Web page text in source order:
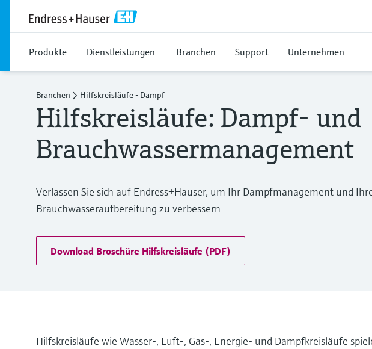
Produkte Dienstleistungen Branchen Support Unternehmen
Branchen Hilfskreisläufe - Dampf
Hilfskreisläufe: Dampf- und
Brauchwassermanagement
Verlassen Sie sich auf Endress+Hauser, um Ihr Dampfmanagement und
Brauchwasseraufbereitung zu verbessern
Download Broschüre Hilfskreisläufe (PDF)
Hilfskreisläufe wie Wasser-, Luft-, Gas-, Energie- und Dampfkreisläufe